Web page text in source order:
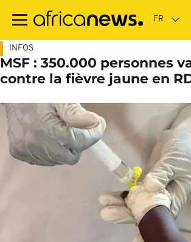
contenu
INFOS
MSF : 350.000 personnes
contre la fièvre jaune en